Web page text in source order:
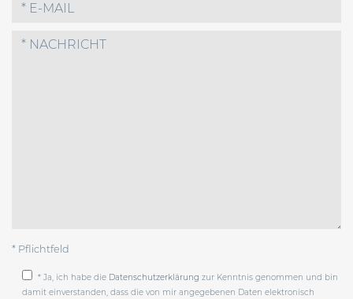
* Pflichtfeld
* Ja, ich habe die Datenschutzerklärung zur Kenntnis genommen und bin
damit einverstanden, dass die von mir angegebenen Daten elektronisch